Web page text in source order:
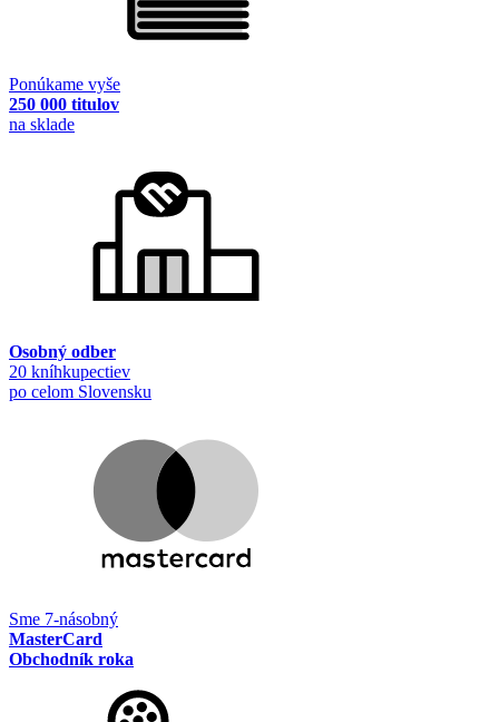
Ponúkame vyše
250 000 titulov
na sklade
Osobný odber
20 kníhkupectiev
po celom Slovensku
Sme 7-násobný
MasterCard
Obchodník roka